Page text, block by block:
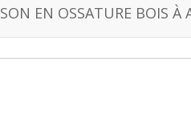
EN OSSATURE BOIS À